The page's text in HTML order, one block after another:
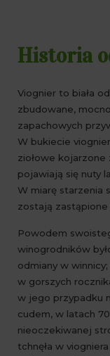
Historia
Viognier to biała
zbudowane,
zapachowych
W bukiecie
ziołowe kojarzone
pojawiają się nuty
W miarę starzenia
zostają
Powodem
winogrodników
odmiany w
w gorszych
w jego przypadku
cudem, w latach
nieoczekiwanej
tchnęła w